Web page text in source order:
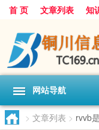
首 页 文章列表 知
网站导航
> 文章列表 > rvvb